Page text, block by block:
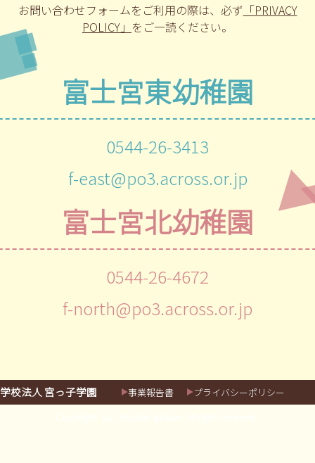
お問い合わせフォームをご利用の際は、 必ず 「PRIVACY
POLICY」 をご一読ください。
富士宮東幼稚園
0544-26-3413
f-east@po3.across.or.jp
富士宮北幼稚園
0544-26-4672
f-north@po3.across.or.jp
学校法人 宮っ子学園 事業報告書 プライバシーポリシー